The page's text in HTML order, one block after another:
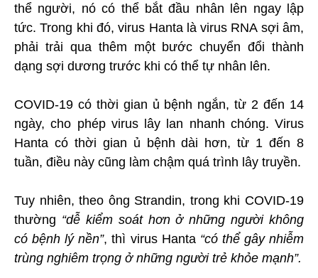
thể người, nó có thể bắt đầu nhân lên ngay lập
tức. Trong khi đó, virus Hanta là virus RNA sợi âm,
phải trải qua thêm một bước chuyển đổi thành
dạng sợi dương trước khi có thể tự nhân lên.
COVID-19 có thời gian ủ bệnh ngắn, từ 2 đến 14
ngày, cho phép virus lây lan nhanh chóng. Virus
Hanta có thời gian ủ bệnh dài hơn, từ 1 đến 8
tuần, điều này cũng làm chậm quá trình lây truyền.
Tuy nhiên, theo ông Strandin, trong khi COVID-19
thường “dễ kiểm soát hơn ở những người không
có bệnh lý nền”, thì virus Hanta “có thể gây nhiễm
trùng nghiêm trọng ở những người trẻ khỏe mạnh”.